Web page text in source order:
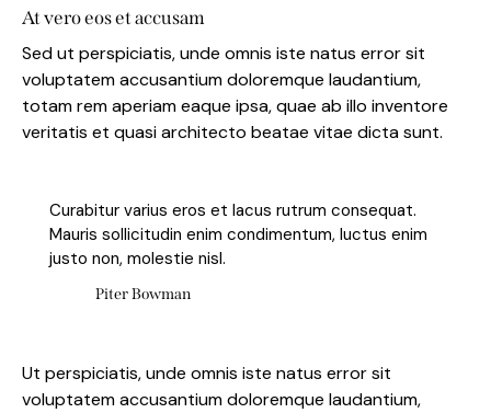
At vero eos et accusam
Sed ut perspiciatis, unde omnis iste natus error sit
voluptatem accusantium doloremque laudantium,
totam rem aperiam eaque ipsa, quae ab illo inventore
veritatis et quasi architecto beatae vitae dicta sunt.
Curabitur varius eros et lacus rutrum consequat.
Mauris sollicitudin enim condimentum, luctus enim
justo non, molestie nisl.
Piter Bowman
Ut perspiciatis, unde omnis iste natus error sit
voluptatem accusantium doloremque laudantium,